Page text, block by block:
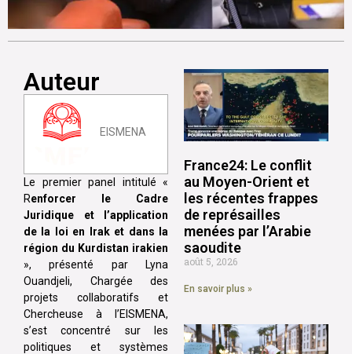
Auteur
EISMENA
Le premier panel intitulé «
Renforcer le Cadre
Juridique et l’application
de la loi en Irak et dans la
région du Kurdistan irakien
», présenté par Lyna
Ouandjeli, Chargée des
projets collaboratifs et
Chercheuse à l’EISMENA,
s’est concentré sur les
politiques et systèmes
France24: Le conflit
au Moyen-Orient et
les récentes frappes
de représailles
menées par l’Arabie
saoudite
août 5, 2026
En savoir plus »